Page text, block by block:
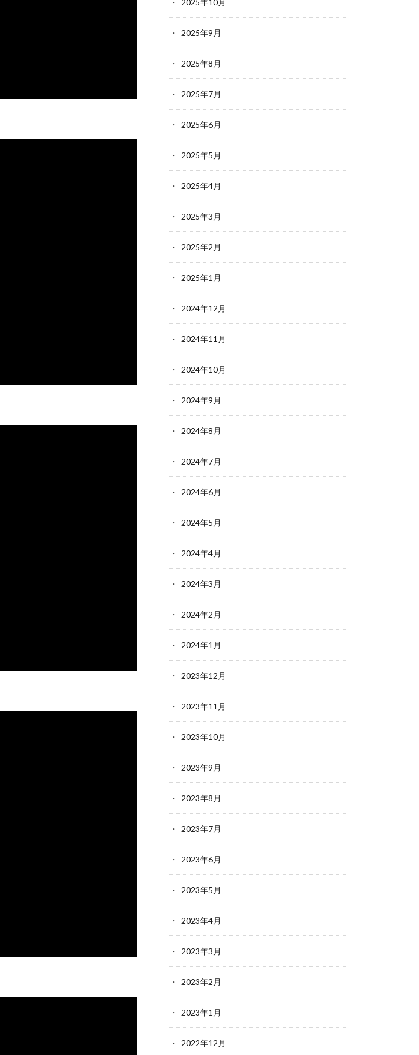
2025年10月
2025年9月
2025年8月
2025年7月
2025年6月
2025年5月
2025年4月
2025年3月
2025年2月
2025年1月
2024年12月
2024年11月
2024年10月
2024年9月
2024年8月
2024年7月
2024年6月
2024年5月
2024年4月
2024年3月
2024年2月
2024年1月
2023年12月
2023年11月
2023年10月
2023年9月
2023年8月
2023年7月
2023年6月
2023年5月
2023年4月
2023年3月
2023年2月
2023年1月
2022年12月